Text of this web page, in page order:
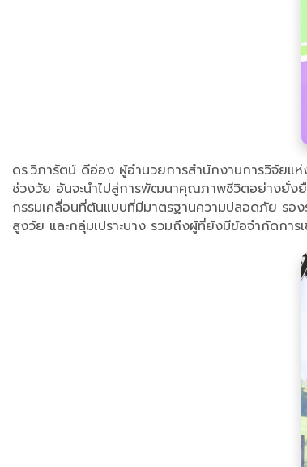
ดร.วิภารัตน์ ดีอ่อง ผู้อำนวยการสำนักงานการวิจัยแห่
ช่วงวัย อันจะนำไปสู่การพัฒนาคุณภาพชีวิตอย่างยั่ง
กรรมเคลื่อนที่ต้นแบบที่มีมาตรฐานความปลอดภัย รอง
สูงวัย และกลุ่มเปราะบาง รวมถึงผู้ที่ยังมีข้อจำกัดกา